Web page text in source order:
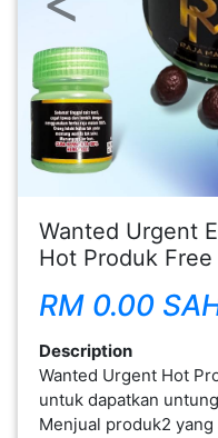
Wanted Urgent
Hot Produk
RM 0.00
Description
Wanted Urgent Hot
untuk dapatkan
Menjual produk2
WANITA(0)
KECANTIKAN(7)
LELAKI(0)
MINYAK
PENDIDIKAN(19)